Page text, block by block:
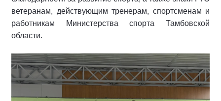
ветеранам, действующим тренерам, спортсменам и
работникам Министерства спорта Тамбовской
области.